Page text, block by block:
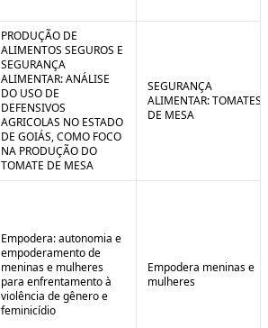
PRODUÇÃO DE
ALIMENTOS SEGUROS E
SEGURANÇA
ALIMENTAR: ANÁLISE
DO USO DE
DEFENSIVOS
AGRICOLAS NO ESTADO
DE GOIÁS, COMO FOCO
NA PRODUÇÃO DO
TOMATE DE MESA
SEGURANÇA
ALIMENTAR: TOMATES
DE MESA
Empodera: autonomia e
empoderamento de
meninas e mulheres
para enfrentamento à
violência de gênero e
feminicídio
Empodera meninas e
mulheres